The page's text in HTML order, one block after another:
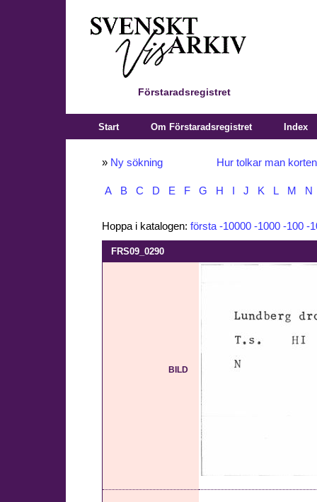
Förstaradsregistret
Start Om Förstaradsregistret Index
» Ny sökning Hur tolkar man
A B C D E F G H J K L M N
Hoppa i katalogen: första -10000 -1000 -100 -
FRS09_0290
BILD